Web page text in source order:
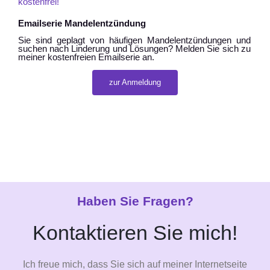
Emailserie Mandelentzündung
Sie sind geplagt von häufigen Mandelentzündungen und
suchen nach Linderung und Lösungen? Melden Sie sich zu
meiner kostenfreien Emailserie an.
zur Anmeldung
Haben Sie Fragen?
Kontaktieren Sie mich!
Ich freue mich, dass Sie sich auf meiner Internetseite